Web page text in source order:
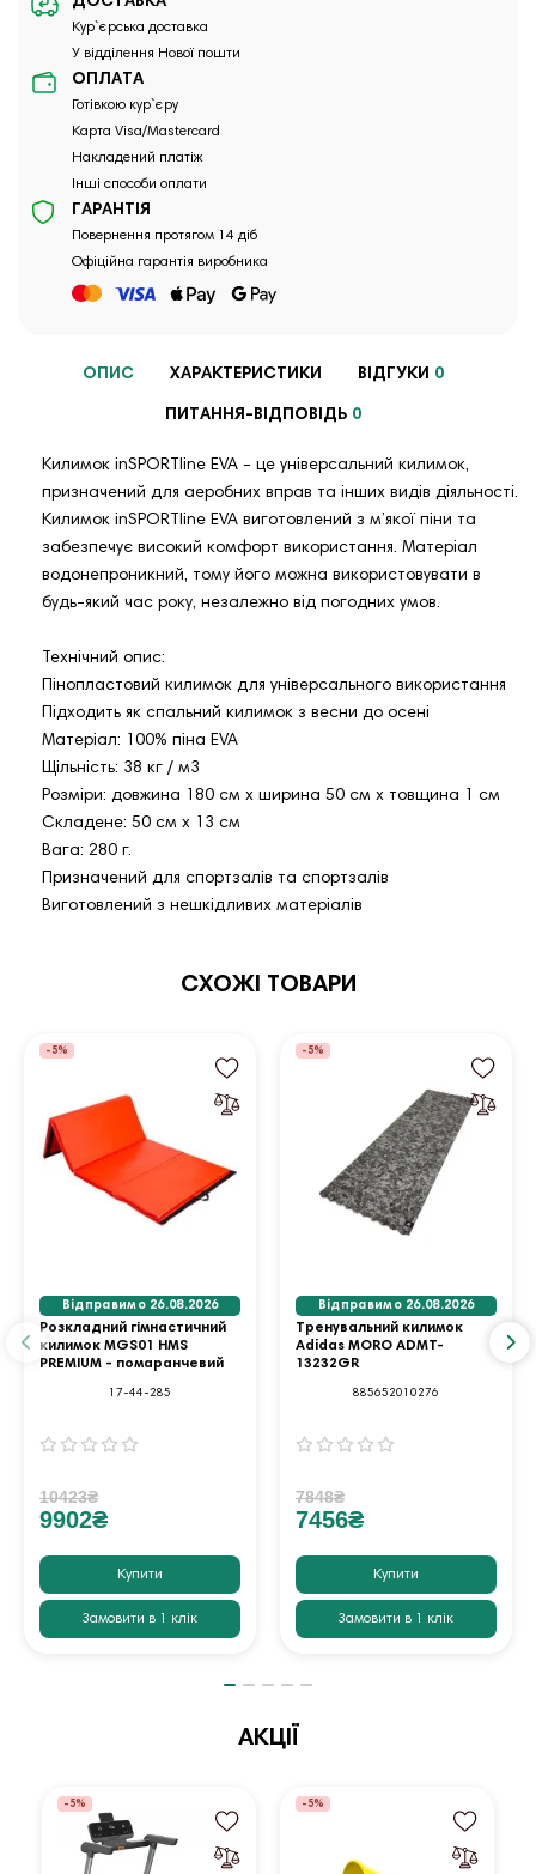
Кур`єрська доставка
У відділення Нової пошти
ОПЛАТА
Готівкою кур`єру
Карта Visa/Mastercard
Накладений платіж
Інші способи оплати
ГАРАНТІЯ
Повернення протягом 14 діб
Офіційна гарантія виробника
ОПИС ХАРАКТЕРИСТИКИ ВІДГУКИ 0
ПИТАННЯ-ВІДПОВІДЬ 0
Килимок inSPORTline EVA - це універсальний килимок,
призначений для аеробних вправ та інших видів діяльності.
Килимок inSPORTline EVA виготовлений з м’якої піни та
забезпечує високий комфорт використання. Матеріал
водонепроникний, тому його можна використовувати в
будь-який час року, незалежно від погодних умов.
Технічний опис:
Пінопластовий килимок для універсального використання
Підходить як спальний килимок з весни до осені
Матеріал: 100% піна EVA
Щільність: 38 кг / м3
Розміри: довжина 180 см х ширина 50 см х товщина 1 см
Складене: 50 см х 13 см
Вага: 280 г.
Призначений для спортзалів та спортзалів
Виготовлений з нешкідливих матеріалів
СХОЖІ ТОВАРИ
-5%
Відправимо 26.08.2026
Розкладний гімнастичний
килимок MGS01 HMS
PREMIUM - помаранчевий
17-44-285
10423₴
9902₴
Купити
Замовити в 1 клік
-5%
Відправимо 26.08.2026
Тренувальний килимок
Adidas MORO ADMT-
13232GR
885652010276
7848₴
7456₴
Купити
Замовити в 1 клік
АКЦІЇ
-5% -5%